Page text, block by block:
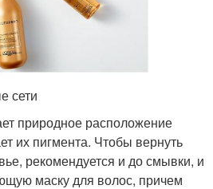
сети
природное расположение
их пигмента. Чтобы вернуть
рекомендуется и до смывки, и
маску для волос, причем